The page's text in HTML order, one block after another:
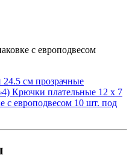
с европодвесом
см прозрачные
Крючки плательные 12 х 7
с европодвесом 10 шт. под